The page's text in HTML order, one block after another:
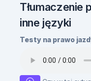
Tłumaczenie
inne języki
Testy na prawo